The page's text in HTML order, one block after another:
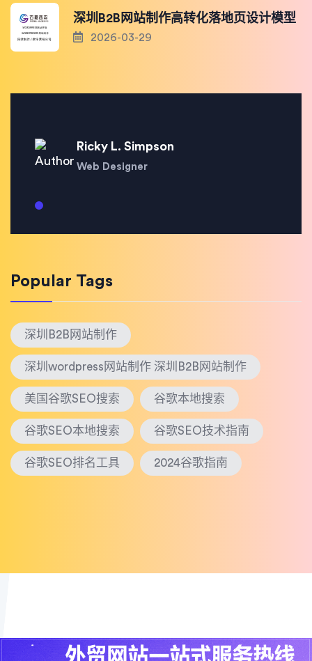
深圳B2B网站制作高转化落地页设计模型
2026-03-29
Ricky L. Simpson
Web Designer
Popular Tags
深圳B2B网站制作
深圳wordpress网站制作 深圳B2B网站制作
美国谷歌SEO搜索 谷歌本地搜索
谷歌SEO本地搜索 谷歌SEO技术指南
谷歌SEO排名工具 2024谷歌指南